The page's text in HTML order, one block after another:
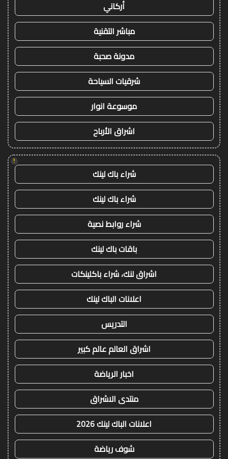
أركاني
مباشر التقنية
مدونة صحبة
شرقيات السياحة
موسوعة انوار
اشراق الأرباح
!
شراء باك لينك
شراء باك لينك
شراء روابط نصية
باقات باك لينك
اشراق لنك، شراء باكلينكات
اعلانات الباك لينك
التدريس
اشراق العالم عالم كبير
اخبار الرياضة
منتدى الاشراق
اعلانات الباك لينك 2026
شوف رياضة